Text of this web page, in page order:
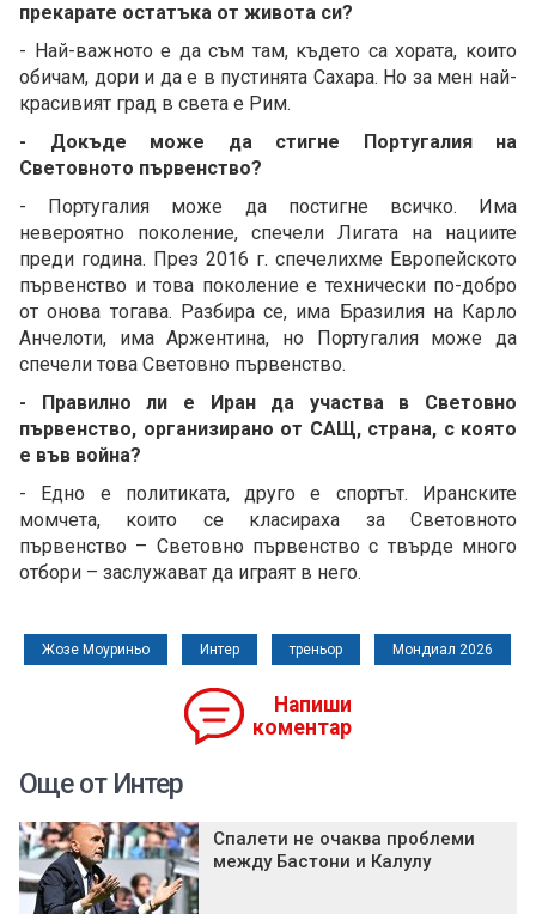
прекарате остатъка от живота си?
- Най-важното е да съм там, където са хората, които
обичам, дори и да е в пустинята Сахара. Но за мен най-
красивият град в света е Рим.
- Докъде може да стигне Португалия на
Световното първенство?
- Португалия може да постигне всичко. Има
невероятно поколение, спечели Лигата на нациите
преди година. През 2016 г. спечелихме Европейското
първенство и това поколение е технически по-добро
от онова тогава. Разбира се, има Бразилия на Карло
Анчелоти, има Аржентина, но Португалия може да
спечели това Световно първенство.
- Правилно ли е Иран да участва в Световно
първенство, организирано от САЩ, страна, с която
е във война?
- Едно е политиката, друго е спортът. Иранските
момчета, които се класираха за Световното
първенство – Световно първенство с твърде много
отбори – заслужават да играят в него.
Жозе Моуриньо Интер треньор Мондиал 2026
Напиши
коментар
Още от Интер
Спалети не очаква проблеми
между Бастони и Калулу